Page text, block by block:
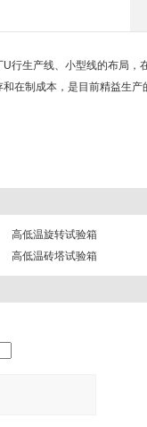
生产线、小型线的布局
库存和在制成本，是目前
高低温旋转试验箱
高低温砖塔试验箱